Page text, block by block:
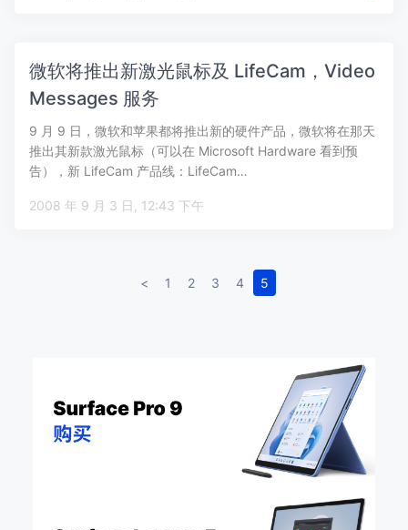
微软将推出新激光鼠标及 LifeCam，Video
Messages 服务
9 月 9 日，微软和苹果都将推出新的硬件产品，微软将在那天
推出其新款激光鼠标（可以在 Microsoft Hardware 看到预
告），新 LifeCam 产品线：LifeCam…
2008 年 9 月 3 日, 12:43 下午
< 1 2 3 4 5